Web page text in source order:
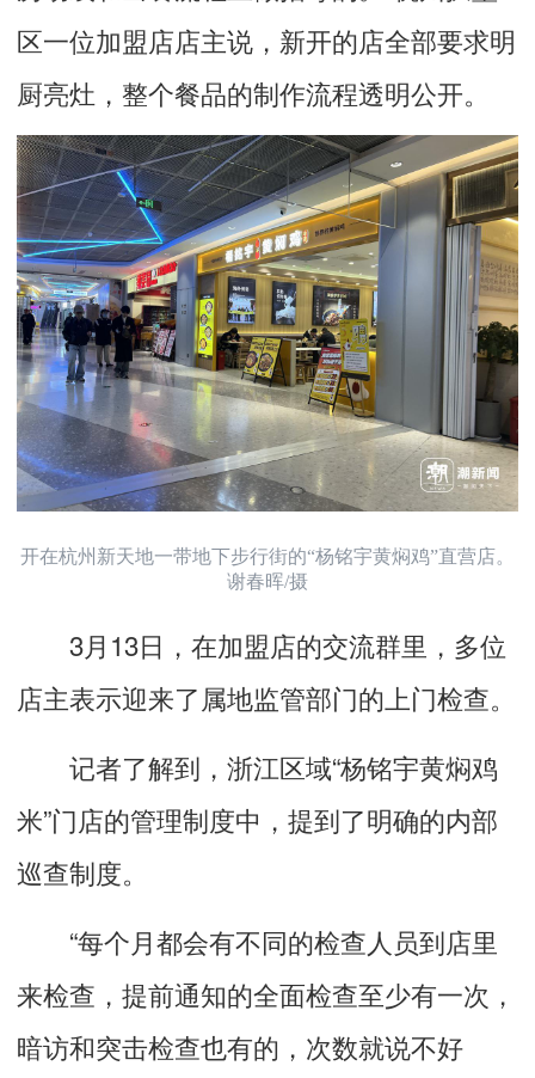
区一位加盟店店主说，新开的店全部要求明
厨亮灶，整个餐品的制作流程透明公开。
开在杭州新天地一带地下步行街的“杨铭宇黄焖鸡”直营店。
谢春晖/摄
3月13日，在加盟店的交流群里，多位
店主表示迎来了属地监管部门的上门检查。
记者了解到，浙江区域“杨铭宇黄焖鸡
米”门店的管理制度中，提到了明确的内部
巡查制度。
“每个月都会有不同的检查人员到店里
来检查，提前通知的全面检查至少有一次，
暗访和突击检查也有的，次数就说不好